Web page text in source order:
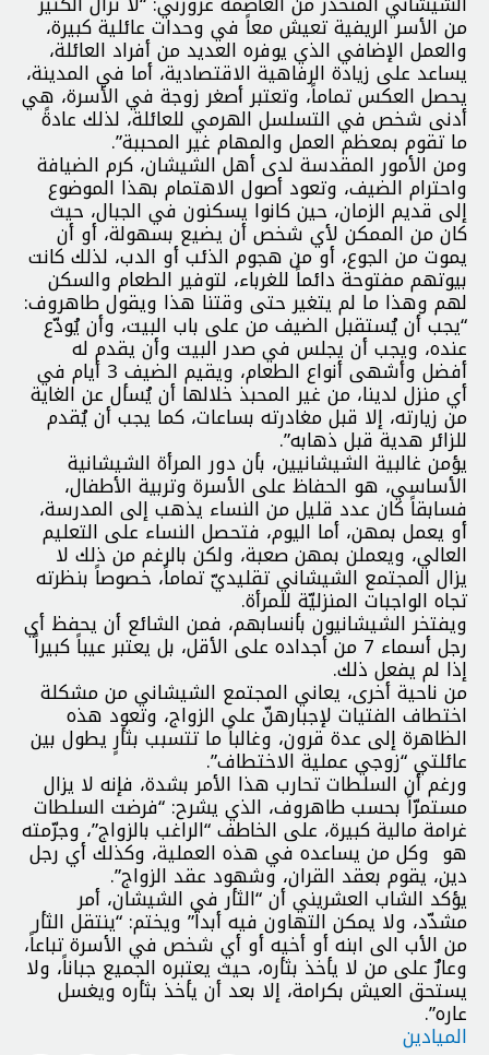
من الأسر الريفية تعيش معاً في وحدات عائلية كبيرة،
والعمل الإضافي الذي يوفره العديد من أفراد العائلة،
يساعد على زيادة الرفاهية الاقتصادية، أما في المدينة،
يحصل العكس تماماً، وتعتبر أصغر زوجة في الأسرة، هي
أدنى شخص في التسلسل الهرمي للعائلة، لذلك عادةً
ما تقوم بمعظم العمل والمهام غير المحببة”.
ومن الأمور المقدسة لدى أهل الشيشان، كرم الضيافة
واحترام الضيف، وتعود أصول الاهتمام بهذا الموضوع
إلى قديم الزمان، حين كانوا يسكنون في الجبال، حيث
كان من الممكن لأي شخص أن يضيع بسهولة، أو أن
يموت من الجوع، أو من هجوم الذئب أو الدب، لذلك كانت
بيوتهم مفتوحة دائماً للغرباء، لتوفير الطعام والسكن
لهم وهذا ما لم يتغير حتى وقتنا هذا ويقول طاهروف:
“يجب أن يُستقبل الضيف من على باب البيت، وأن يُودّع
عنده، ويجب أن يجلس في صدر البيت وأن يقدم له
أفضل وأشهى أنواع الطعام، ويقيم الضيف 3 أيام في
أي منزل لدينا، من غير المحبذ خلالها أن يُسأل عن الغاية
من زيارته، إلا قبل مغادرته بساعات، كما يجب أن يُقدم
للزائر هدية قبل ذهابه”.
يؤمن غالبية الشيشانيين، بأن دور المرأة الشيشانية
الأساسي، هو الحفاظ على الأسرة وتربية الأطفال،
فسابقاً كان عدد قليل من النساء يذهب إلى المدرسة،
أو يعمل بمهن، أما اليوم، فتحصل النساء على التعليم
العالي، ويعملن بمهن صعبة، ولكن بالرغم من ذلك لا
يزال المجتمع الشيشاني تقليديّ تماماً، خصوصاً بنظرته
تجاه الواجبات المنزليّة للمرأة.
ويفتخر الشيشانيون بأنسابهم، فمن الشائع أن يحفظ أي
رجل أسماء 7 من أجداده على الأقل، بل يعتبر عيباً كبيراً
إذا لم يفعل ذلك.
من ناحية أخرى، يعاني المجتمع الشيشاني من مشكلة
اختطاف الفتيات لإجبارهنّ على الزواج، وتعود هذه
الظاهرة إلى عدة قرون، وغالباً ما تتسبب بثأرٍ يطول بين
عائلتي “زوجي عملية الاختطاف”.
ورغم أن السلطات تحارب هذا الأمر بشدة، فإنه لا يزال
مستمرّاً بحسب طاهروف، الذي يشرح: “فرضت السلطات
غرامة مالية كبيرة، على الخاطف “الراغب بالزواج”، وجرّمته
هو وكل من يساعده في هذه العملية، وكذلك أي رجل
دين، يقوم بعقد القران، وشهود عقد الزواج”.
يؤكد الشاب العشريني أن “الثأر في الشيشان، أمر
مشدّد، ولا يمكن التهاون فيه أبداً” ويختم: “ينتقل الثأر
من الأب الى ابنه أو أخيه أو أي شخص في الأسرة تباعاً،
وعارٌ على من لا يأخذ بثأره، حيث يعتبره الجميع جباناً، ولا
يستحق العيش بكرامة، إلا بعد أن يأخذ بثأره ويغسل
عاره”.
الميادين